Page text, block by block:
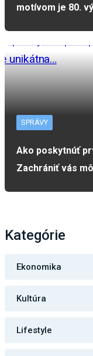
motívom je 80.
SPRÁVY
Ako poskytnúť
Zachrániť vás
Kategórie
Ekonomika
Kultúra
Lifestyle